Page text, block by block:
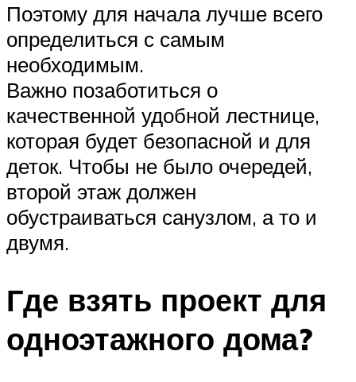
Поэтому для начала лучше всего
определиться с самым
необходимым.
Важно позаботиться о
качественной удобной лестнице,
которая будет безопасной и для
деток. Чтобы не было очередей,
второй этаж должен
обустраиваться санузлом, а то и
двумя.
Где взять проект для
одноэтажного дома?